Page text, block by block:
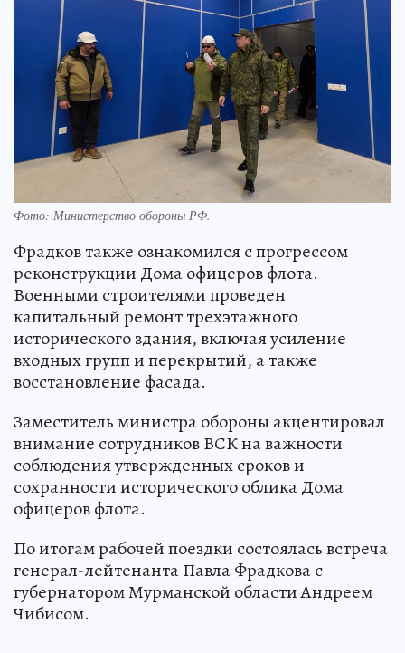
Фото: Министерство обороны РФ.
Фрадков также ознакомился с прогрессом
реконструкции Дома офицеров флота.
Военными строителями проведен
капитальный ремонт трехэтажного
исторического здания, включая усиление
входных групп и перекрытий, а также
восстановление фасада.
Заместитель министра обороны акцентировал
внимание сотрудников ВСК на важности
соблюдения утвержденных сроков и
сохранности исторического облика Дома
офицеров флота.
По итогам рабочей поездки состоялась встреча
генерал-лейтенанта Павла Фрадкова с
губернатором Мурманской области Андреем
Чибисом.